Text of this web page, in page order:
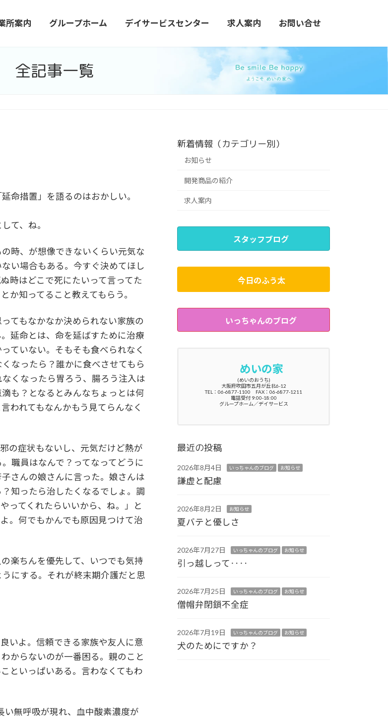
所案内 グループホーム デイサービスセンター 求人案内 お問い合せ
全記事一覧
命措置」を語るのはおかしい。
て、ね。
時、が想像できないくらい元気な
い場合もある。今すぐ決めてほし
時はどこで死にたいって言ってた
知ってること教えてもらう。
てもなかなか決められない家族の
延命とは、命を延ばすために治療
ていない。そもそも食べられなく
なったら？誰かに食べさせてもら
くなったら胃ろう、腸ろう注入は
も？となるとみんなちょっとは何
われてもなんかもう見てらんなく
の症状もないし、元気だけど熱が
職員はなんで？ってなってどうに
さんの娘さんに言った。娘さんは
知ったら治したくなるでしょ。調
ってくれたらいいから、ね。」と
。何でもかんでも原因見つけて治
楽ちんを優先して、いつでも気持
にする。それが終末期介護だと思
いよ。信頼できる家族や友人に意
からないのが一番困る。親のこと
といっぱいある。言わなくてもわ
い無呼吸が現れ、血中酸素濃度が
新着情報（カテゴリー別）
お知らせ
開発商品の紹介
求人案内
スタッフブログ
今日のふう太
いっちゃんのブログ
めいの家
(めいのおうち)
大阪府吹田市五月が丘北6-12
TEL：06-6877-1100 FAX：06-6877-1211
電話受付 9:00-18:00
グループホーム／デイサービス
最近の投稿
2026年8月4日 いっちゃんのブログ お知らせ
謙虚と配慮
2026年8月2日 お知らせ
夏バテと優しさ
2026年7月27日 いっちゃんのブログ お知らせ
引っ越しって‥‥
2026年7月25日 いっちゃんのブログ お知らせ
僧帽弁閉鎖不全症
2026年7月19日 いっちゃんのブログ お知らせ
犬のためにですか？